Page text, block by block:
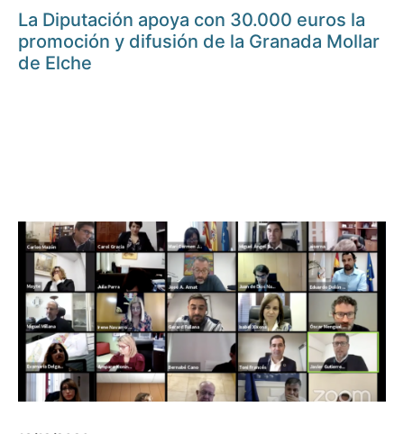
La Diputación apoya con 30.000 euros la
promoción y difusión de la Granada Mollar
de Elche